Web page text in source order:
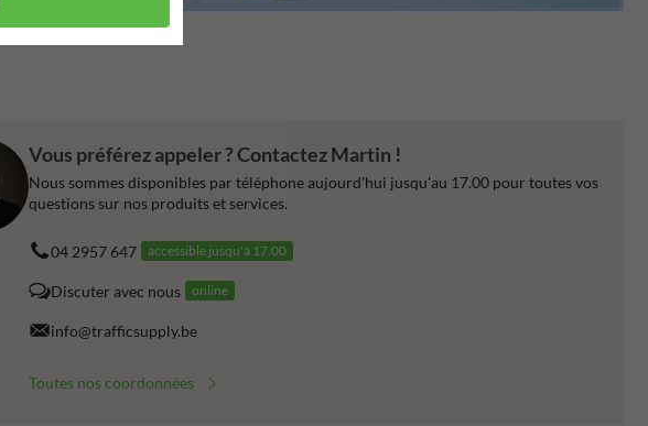
Vous préférez appeler ? Contactez Martin !
Nous sommes disponibles par téléphone aujourd'hui jusqu'au 17.00 pour toutes vos
questions sur nos produits et services.
04 2957 647 accessible jusqu'à 17.00
Discuter avec nous online
info@trafficsupply.be
Toutes nos coordonnées